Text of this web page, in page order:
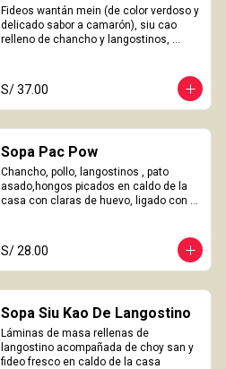
Fideos wantán mein (de color verdoso y
delicado sabor a camarón), siu cao
relleno de chancho y langostinos,
casa.
S/ 37.00
Sopa Pac Pow
Chancho, pollo, langostinos , pato
asado,hongos picados en caldo de la
casa con claras de huevo, ligado con
S/ 28.00
Sopa Siu Kao De Langostino
Láminas de masa rellenas de
langostino acompañada de choy san y
fideo fresco en caldo de la casa